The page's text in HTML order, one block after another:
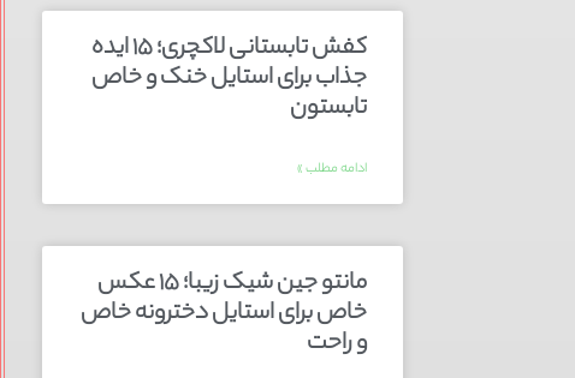
کفش تابستانی لاکچری؛ ۱۵ ایده‌
جذاب برای استایل خنک و خاص
تابستون
ادامه مطلب »
مانتو جین شیک زیبا؛ ۱۵ عکس
خاص برای استایل دخترونه خاص
و راحت